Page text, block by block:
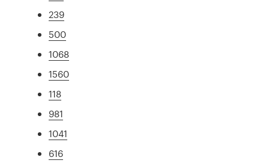
239
500
1068
1560
118
981
1041
616